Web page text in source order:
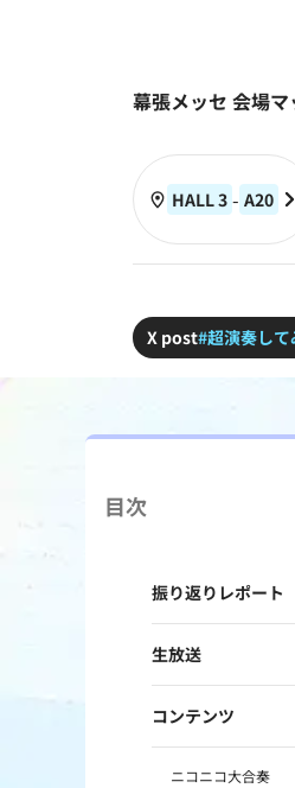
幕張メッセ 会場マ
HALL 3 - A20
X post#超演奏して
目次
振り返りレポート
生放送
コンテンツ
ニコニコ大合奏